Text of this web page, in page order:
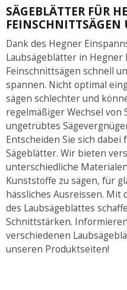
SÄGEBLÄTTER FÜR
FEINSCHNITTSÄGEN
Dank des Hegner
Laubsägeblätter in Hegner
Feinschnittsägen schnell
spannen. Nicht optimal
sägen schlechter und
regelmäßiger Wechsel
ungetrübtes
Entscheiden Sie sich
Sägeblätter. Wir bieten
unterschiedliche
Kunststoffe zu sägen, für
hässliches Ausreissen.
des Laubsägeblattes
Schnittstärken.
verschiedenen
unseren Produktseiten!